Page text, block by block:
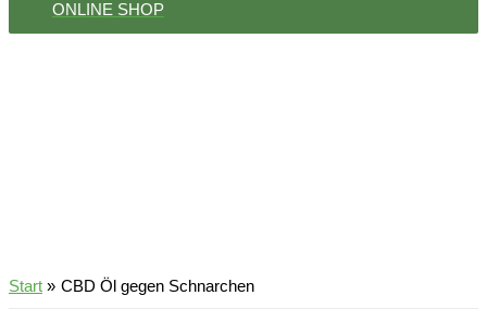
ONLINE SHOP
Start CBD Öl gegen Schnarchen